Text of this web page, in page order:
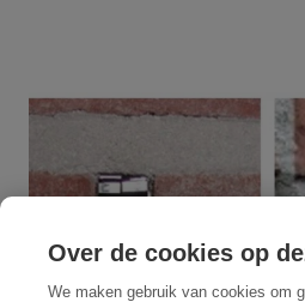
Over de cookies op
We maken gebruik van cookies om